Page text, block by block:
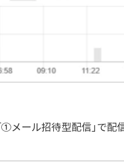
メール招待型配信」で